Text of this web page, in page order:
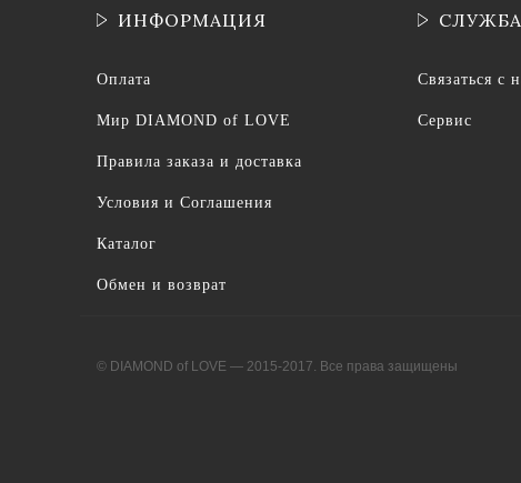
ИНФОРМАЦИЯ
Оплата
Мир DIAMOND of LOVE
Правила заказа и доставка
Условия и Соглашения
Каталог
Обмен и возврат
Связаться с
Сервис
© DIAMOND of LOVE — 2015-2017. Все права защищены